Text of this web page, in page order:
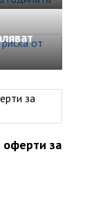
оферти за